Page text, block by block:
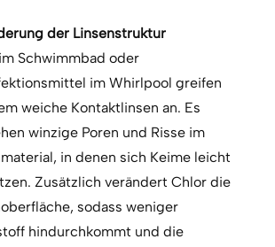
der Linsenstruktur
Schwimmbad oder
im Whirlpool greifen
weiche Kontaktlinsen an. Es
winzige Poren und Risse im
in denen sich Keime leicht
Zusätzlich verändert Chlor die
sodass weniger
hindurchkommt und die